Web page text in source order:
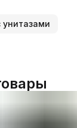
унитазами